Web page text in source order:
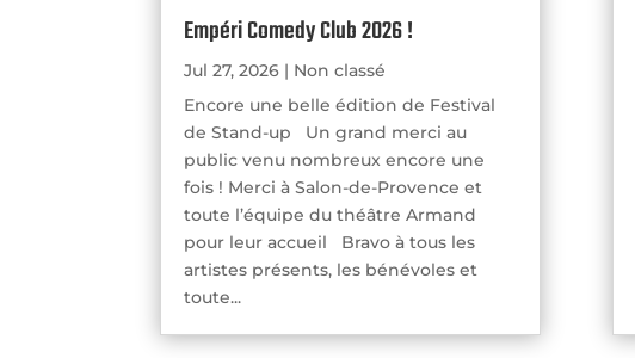
Empéri Comedy Club 2026 !
Jul 27, 2026 | Non classé
Encore une belle édition de Festival
de Stand-up Un grand merci au
public venu nombreux encore une
fois ! Merci à Salon-de-Provence et
toute l’équipe du théâtre Armand
pour leur accueil Bravo à tous les
artistes présents, les bénévoles et
toute...